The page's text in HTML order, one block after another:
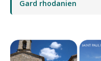
Gard rhodanien